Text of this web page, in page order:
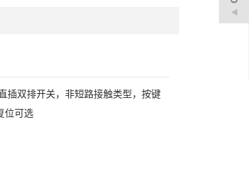
插双排开关，非短路接触类型，按键
位可选